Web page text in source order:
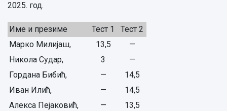
2025. год.
Име и презиме Тест 1
Тест 2
Марко Милијаш,
13,5
—
Никола Судар,
3
—
Гордана Бибић,
—
14,5
Иван Илић,
—
14,5
Алекса Пејаковић,
—
13,5